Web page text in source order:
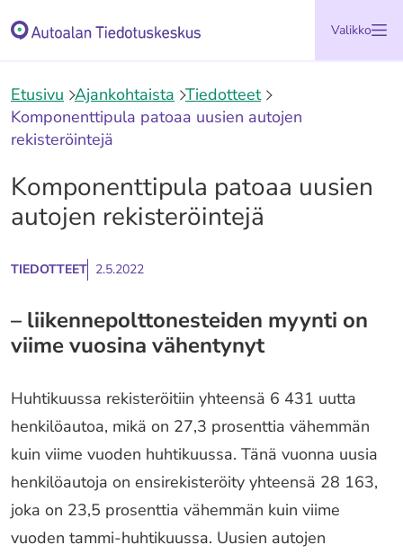
sisältöön
Etusivu Valikko
Etusivu Ajankohtaista Tiedotteet
Komponenttipula patoaa uusien autojen
rekisteröintejä
Komponenttipula patoaa uusien
autojen rekisteröintejä
TIEDOTTEET 2.5.2022
­– liikennepolttonesteiden myynti on
viime vuosina vähentynyt
Huhtikuussa rekisteröitiin yhteensä 6 431 uutta
henkilöautoa, mikä on 27,3 prosenttia vähemmän
kuin viime vuoden huhtikuussa. Tänä vuonna uusia
henkilöautoja on ensirekisteröity yhteensä 28 163,
joka on 23,5 prosenttia vähemmän kuin viime
vuoden tammi-huhtikuussa. Uusien autojen